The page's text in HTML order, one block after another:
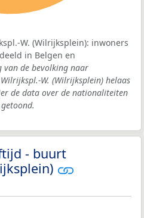
W. (Wilrijksplein): inwoners
in Belgen en
van de bevolking naar
W. (Wilrijksplein) helaas
de data over de nationaliteiten
getoond.
- buurt